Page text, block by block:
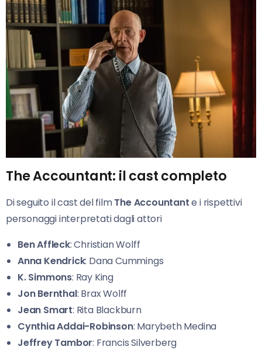
The Accountant: il cast completo
Di seguito il cast del filmThe Accountante i rispettivi
personaggi interpretati dagli attori
Ben Affleck: Christian Wolff
Anna Kendrick: Dana Cummings
K. Simmons: Ray King
Jon Bernthal: Brax Wolff
Jean Smart: Rita Blackburn
Cynthia Addai-Robinson: Marybeth Medina
JeffreyTambor: Francis Silverberg